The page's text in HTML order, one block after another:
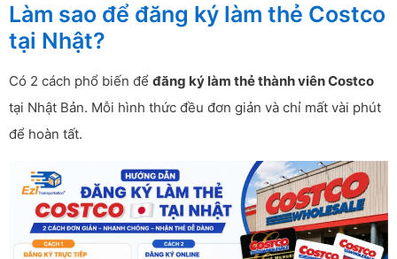
Làm sao để đăng ký làm thẻ Costco
tại Nhật?
Có 2 cách phổ biến để đăng ký làm thẻ thành viên Costco
tại Nhật Bản. Mỗi hình thức đều đơn giản và chỉ mất vài phút
để hoàn tất.